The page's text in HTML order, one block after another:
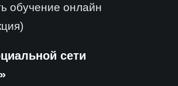
обучение онлайн
сети